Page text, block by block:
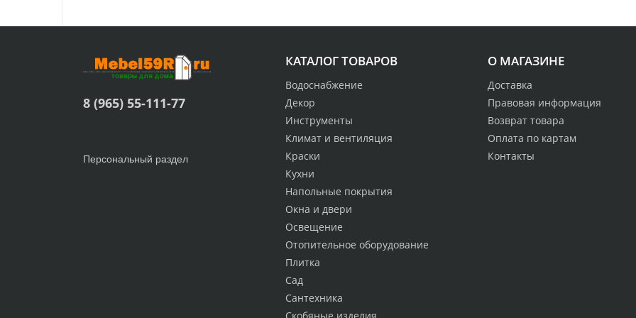
О МАГАЗИНЕ
Доставка
Правовая информация
Возврат товара
Оплата по картам
Контакты
КАТАЛОГ ТОВАРОВ
Водоснабжение
Декор
Инструменты
Климат и вентиляция
Краски
Кухни
Напольные покрытия
Окна и двери
Освещение
Отопительное оборудование
Плитка
Сад
Сантехника
8 (965) 55-111-77
Персональный раздел